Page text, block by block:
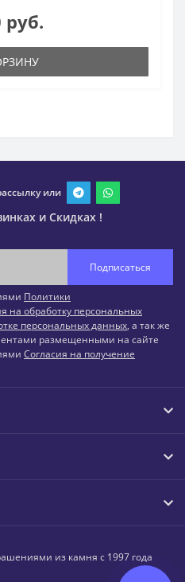
руб.
или
и Скидках !
Подписаться
Политики
на обработку персональных
персональных данных, а так же
размещенными на сайте
Согласия на получение
из камня с 1997 года